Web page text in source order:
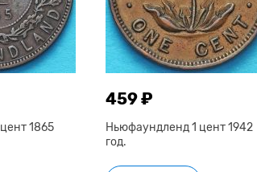
1865
459 ₽
Ньюфаундленд 1 цент 1942
год.